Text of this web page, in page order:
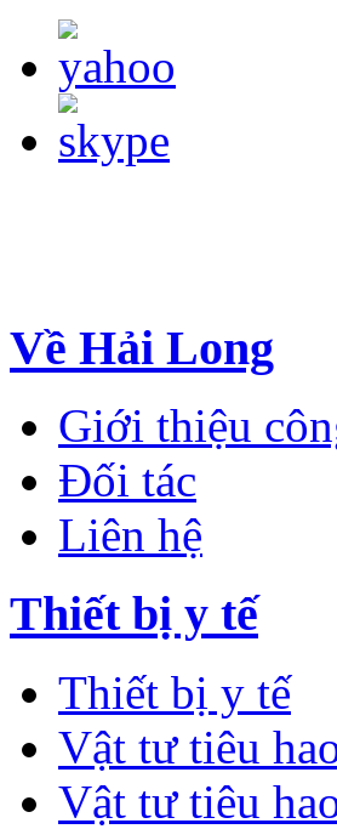
Về Hải Long
Giới thiệu
Đối tác
Liên hệ
Thiết bị y tế
Thiết bị y tế
Vật tư tiêu
Vật tư tiêu